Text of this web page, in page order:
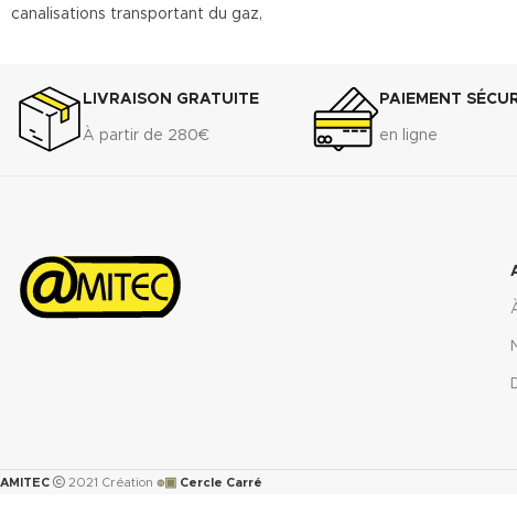
canalisations transportant du gaz,
Convient entre autres à l'acier, au
laiton et à l'inox.
Télécharger la fiche technique
LIVRAISON GRATUITE
À partir de 280€
PAIEMENT
en ligne
AMITEC 2021 Création ๏▣ Cercle Carré